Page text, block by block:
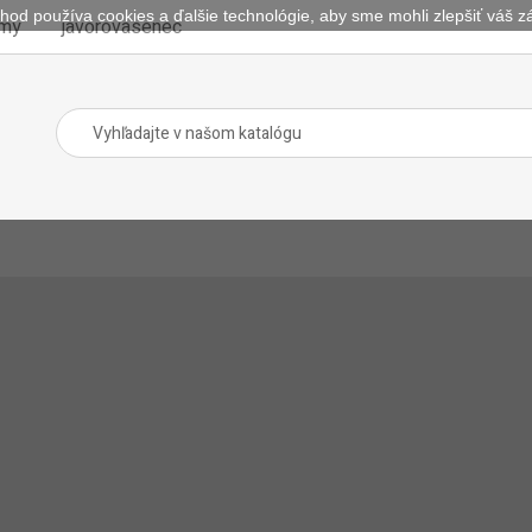
javorovasenec
používa cookies a ďalšie technológie, aby sme mohli zlepšiť váš